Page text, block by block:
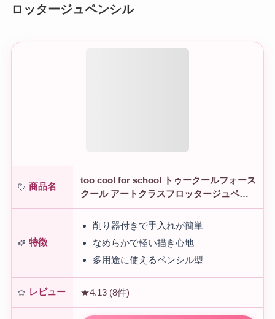
ロッタージュペンシル
商品名
too cool for school トゥークールフォース
クール アートクラスフロッタージュペン
シル 1.1g #01 シャイニングリネン #02 ロ
ージーデ…
特徴
削り器付きで手入れが簡単
なめらかで軽い描き心地
多用途に使えるペンシル型
レビュー ★4.13 (8件)